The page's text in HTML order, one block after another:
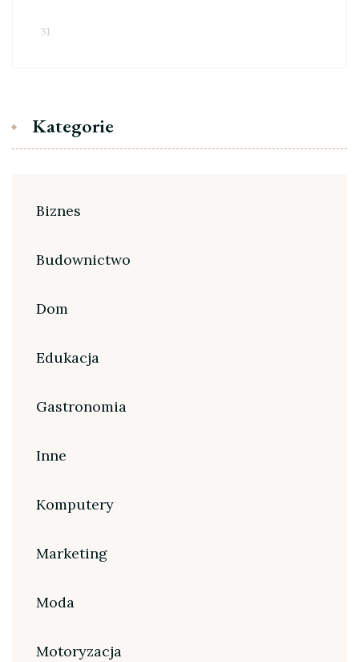
31
Kategorie
Biznes
Budownictwo
Dom
Edukacja
Gastronomia
Inne
Komputery
Marketing
Moda
Motoryzacja